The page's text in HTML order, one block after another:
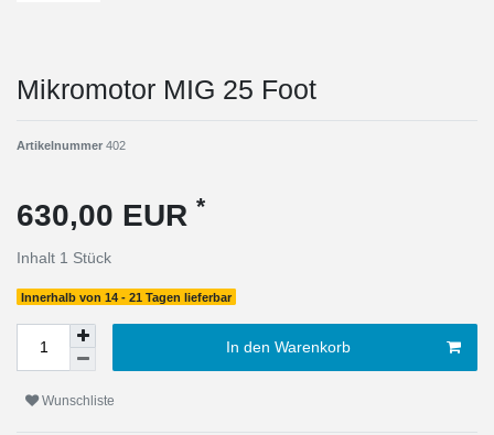
Mikromotor MIG 25 Foot
Artikelnummer 402
630,00 EUR *
Inhalt 1 Stück
Innerhalb von 14 - 21 Tagen lieferbar
In den Warenkorb
Wunschliste